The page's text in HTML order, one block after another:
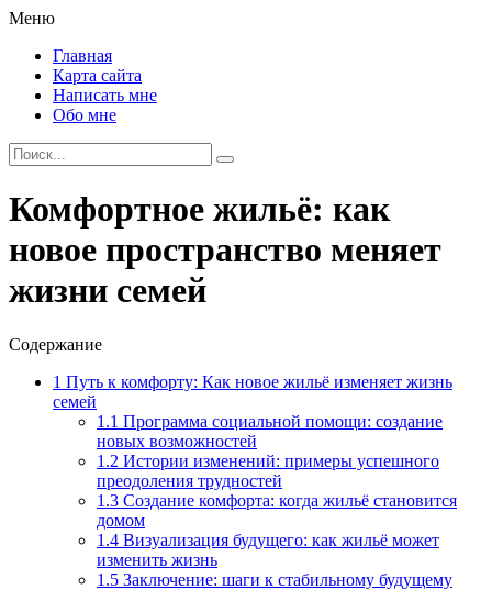
Меню
Главная
Карта сайта
Написать мне
Обо мне
Комфортное жильё: как
новое пространство меняет
жизни семей
Содержание
1 Путь к комфорту: Как новое жильё изменяет жизнь
семей
1.1 Программа социальной помощи: создание
новых возможностей
1.2 Истории изменений: примеры успешного
преодоления трудностей
1.3 Создание комфорта: когда жильё становится
домом
1.4 Визуализация будущего: как жильё может
изменить жизнь
1.5 Заключение: шаги к стабильному будущему